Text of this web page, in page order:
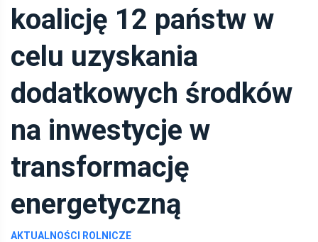
koalicję 12 państw w
celu uzyskania
dodatkowych środków
na inwestycje w
transformację
energetyczną
AKTUALNOŚCI ROLNICZE